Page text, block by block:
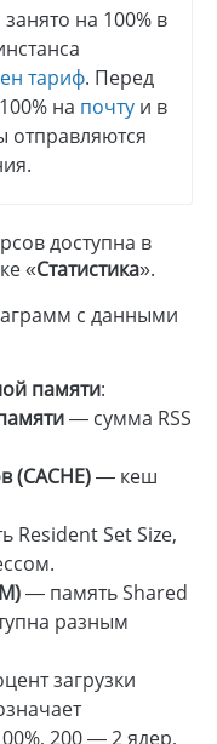
на 100% в
тариф. Перед
на почту и в
доступна в
«Статистика».
с данными
памяти:
— сумма RSS
(CACHE)— кеш
Resident Set Size,
— память Shared
разным
загрузки
200 — 2 ядер,